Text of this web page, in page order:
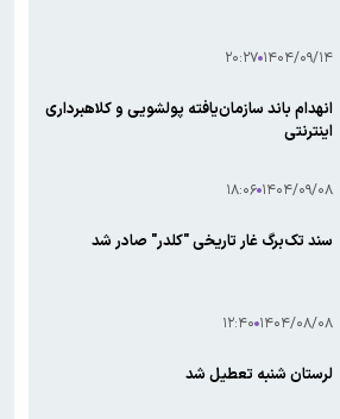
۱۴۰۴/۰۹/۱۴ ۲۰:۲۷
انهدام باند سازمان‌یافته پولشویی و کلاهبرداری
اینترنتی
۱۴۰۴/۰۹/۰۸ ۱۸:۰۶
سند تک‌برگ غار تاریخی "کلدر" صادر شد
۱۴۰۴/۰۸/۰۸ ۱۲:۴۰
لرستان شنبه تعطیل شد